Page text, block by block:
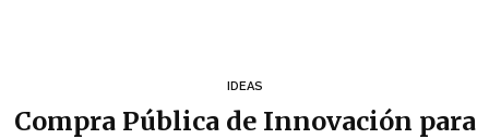
IDEAS
Compra Pública de Innovación para